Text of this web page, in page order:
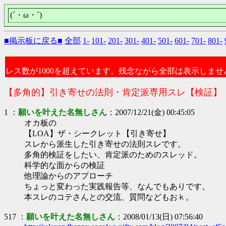
(´・ω・`)
■掲示板に戻る■ 全部 1- 101- 201- 301- 401- 501- 601- 701- 801-
レス数が1000を超えています。残念ながら全部は表示しませ
【多角的】引き寄せの法則・肯定派専用スレ【検証】
1 ： 願いを叶えた名無しさん ：2007/12/21(金) 00:45:05
オカ板の
【LOA】ザ・シークレット【引き寄せ】
スレから派生した引き寄せの法則スレです。
多角的検証をしたい、肯定派のためのスレッド。
科学的な面からの検証
他理論からのアプローチ
ちょっと変わった実践報告等、なんでもありです。
本スレのコテさんとの交流、質問などもおｋ。
517 ： 願いを叶えた名無しさん ：2008/01/13(日) 07:56:40